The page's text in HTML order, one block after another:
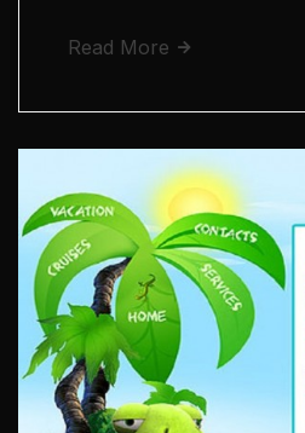
Read More